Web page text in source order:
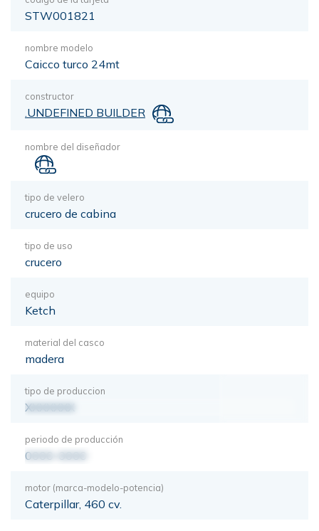
STW001821
nombre modelo
Caicco turco 24mt
constructor
.UNDEFINED BUILDER
nombre del diseñador
tipo de velero
crucero de cabina
tipo de uso
crucero
equipo
Ketch
material del casco
madera
tipo de produccion
XXXXXXX
periodo de producción
0000-0000
motor (marca-modelo-potencia)
Caterpillar, 460 cv.